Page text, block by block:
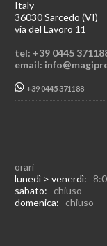
Italy
36030 Sarcedo (VI)
via del Lavoro 11
tel: +39 0445
email:
+39 0445 371188
orari
lunedì > venerdì:
sabato: chiuso
domenica: chiuso